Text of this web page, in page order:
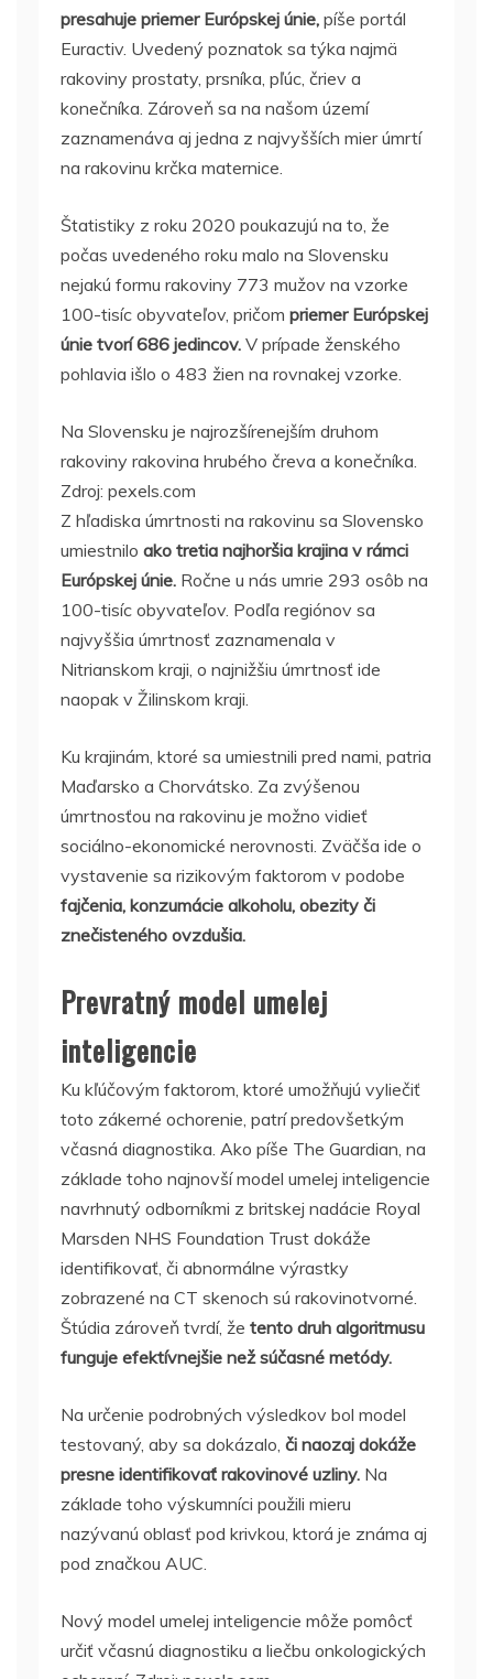
presahuje priemer Európskej únie, píše portál
Euractiv. Uvedený poznatok sa týka najmä
rakoviny prostaty, prsníka, pľúc, čriev a
konečníka. Zároveň sa na našom území
zaznamenáva aj jedna z najvyšších mier úmrtí
na rakovinu krčka maternice.
Štatistiky z roku 2020 poukazujú na to, že
počas uvedeného roku malo na Slovensku
nejakú formu rakoviny 773 mužov na vzorke
100-tisíc obyvateľov, pričom priemer Európskej
únie tvorí 686 jedincov. V prípade ženského
pohlavia išlo o 483 žien na rovnakej vzorke.
Na Slovensku je najrozšírenejším druhom
rakoviny rakovina hrubého čreva a konečníka.
Zdroj: pexels.com
Z hľadiska úmrtnosti na rakovinu sa Slovensko
umiestnilo ako tretia najhoršia krajina v rámci
Európskej únie. Ročne u nás umrie 293 osôb na
100-tisíc obyvateľov. Podľa regiónov sa
najvyššia úmrtnosť zaznamenala v
Nitrianskom kraji, o najnižšiu úmrtnosť ide
naopak v Žilinskom kraji.
Ku krajinám, ktoré sa umiestnili pred nami, patria
Maďarsko a Chorvátsko. Za zvýšenou
úmrtnosťou na rakovinu je možno vidieť
sociálno-ekonomické nerovnosti. Zväčša ide o
vystavenie sa rizikovým faktorom v podobe
fajčenia, konzumácie alkoholu, obezity či
znečisteného ovzdušia.
Prevratný model umelej
inteligencie
Ku kľúčovým faktorom, ktoré umožňujú vyliečiť
toto zákerné ochorenie, patrí predovšetkým
včasná diagnostika. Ako píše The Guardian, na
základe toho najnovší model umelej inteligencie
navrhnutý odborníkmi z britskej nadácie Royal
Marsden NHS Foundation Trust dokáže
identifikovať, či abnormálne výrastky
zobrazené na CT skenoch sú rakovinotvorné.
Štúdia zároveň tvrdí, že tento druh algoritmusu
funguje efektívnejšie než súčasné metódy.
Na určenie podrobných výsledkov bol model
testovaný, aby sa dokázalo, či naozaj dokáže
presne identifikovať rakovinové uzliny. Na
základe toho výskumníci použili mieru
nazývanú oblasť pod krivkou, ktorá je známa aj
pod značkou AUC.
Nový model umelej inteligencie môže pomôcť
určiť včasnú diagnostiku a liečbu onkologických